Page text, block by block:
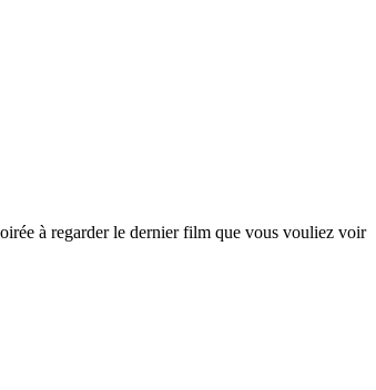
à regarder le dernier film que vous vouliez voir